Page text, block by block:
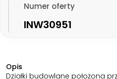
Numer oferty
INW30951
Opis
Działki budowlane położona